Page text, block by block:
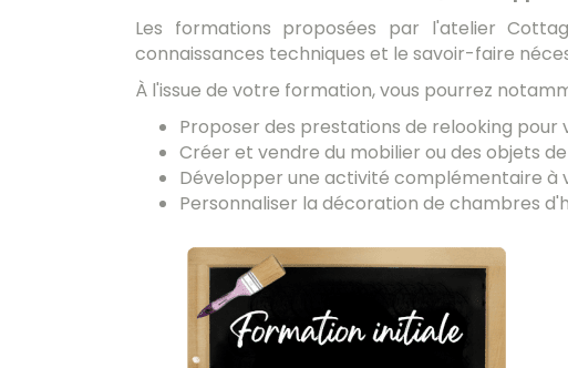
Les formations proposées par l'atelier
connaissances techniques et le savoir-faire
À l'issue de votre formation, vous pourrez
Proposer des prestations de relooking pour
Créer et vendre du mobilier ou des objets
Développer une activité complémentaire à
Personnaliser la décoration de chambres